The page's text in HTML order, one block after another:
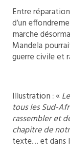
Entre
d’un
marche
Mandela
guerre civile et
Illustration : «
tous les Sud-
rassembler et
chapitre de
texte… et dans